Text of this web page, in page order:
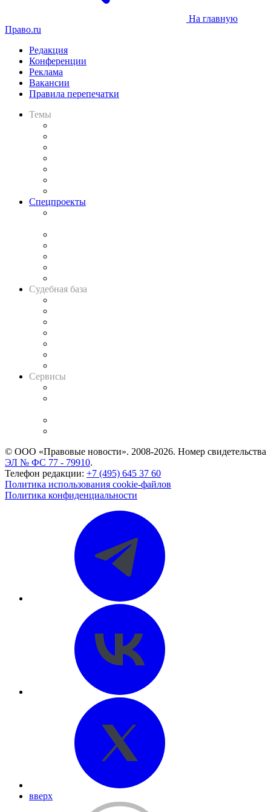
На главную
Право.ru
Редакция
Конференции
Реклама
Вакансии
Правила перепечатки
Темы
Спецпроекты
Судебная база
Сервисы
© ООО «Правовые новости». 2008-2026. Номер свидетельства
ЭЛ № ФС 77 - 79910.
Телефон редакции: +7 (495) 645 37 60
Политика использования cookie-файлов
Политика конфиденциальности
вверх